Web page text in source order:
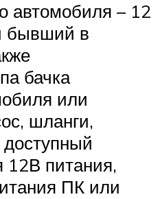
автомобиля – 12
бывший в
бачка
или
шланги,
12В питания,
ПК или